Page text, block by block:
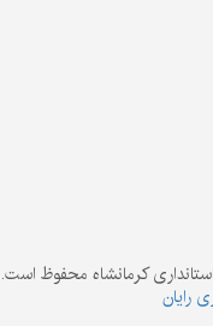
کرمانشاه محفوظ است.
رایان